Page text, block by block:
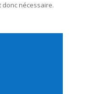
nécessaire.